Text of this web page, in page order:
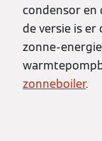
condensor en
de versie is
zonne-
zonneboiler.